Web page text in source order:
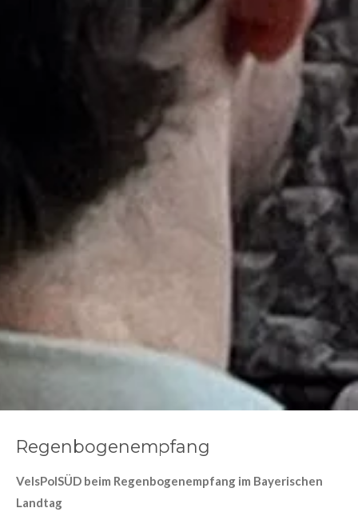
Regenbogenempfang
VelsPolSÜD beim Regenbogenempfang im Bayerischen
Landtag